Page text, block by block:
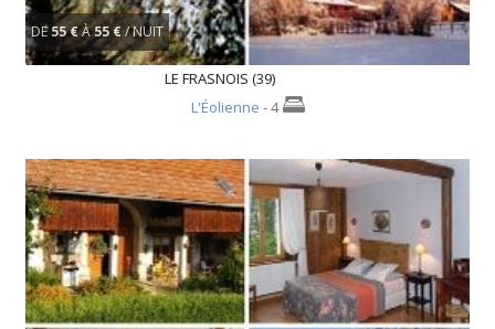
DE55 €À55 €/ NUIT
LE FRASNOIS (39)
L'Éolienne - 4